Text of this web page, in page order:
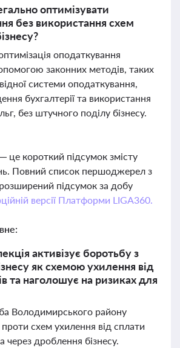
оптимізувати
без використання схем
оподаткування
законних методів, таких
системи оподаткування,
бухгалтерії та використання
без штучного поділу бізнесу.
це короткий підсумок змісту
Повний список першоджерел з
підсумок за добу
версії Платформи LIGA360.
активізує боротьбу з
як схемою ухилення від
та наголошує на ризиках для
Володимирського району
проти схем ухилення від сплати
через дроблення бізнесу.